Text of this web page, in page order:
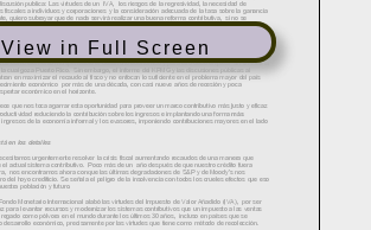
View in Full Screen